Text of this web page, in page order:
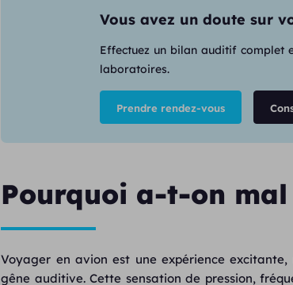
Vous avez un doute sur
Effectuez un bilan auditif complet
laboratoires.
Prendre rendez-vous
Pourquoi a-t-on
Voyager en avion est une expérience
gêne auditive. Cette sensation de pression,